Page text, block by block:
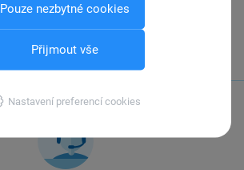
Pouze nezbytné cookies
Přijmout vše
Nastavení preferencí cookies
Zákaznická
podpora